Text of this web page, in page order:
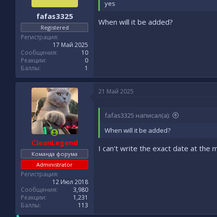
fafas3325
Registered
Регистрация
17 Май 2025
Сообщения
10
Реакции
0
Баллы
1
yes
When will it be added?
CleanLegend
Команда форума
Administrator
Регистрация
12 Июл 2018
Сообщения
3,980
Реакции
1,231
Баллы
113
21 Май 2025
fafas3325 написал(а):
When will it be added?
I can't write the exact date at the